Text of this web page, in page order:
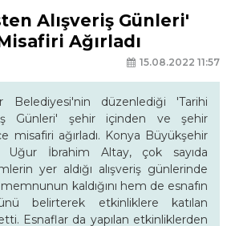
Alışveriş Günleri'
Ağırladı
15.08.2022 11:57
Belediyesi'nin düzenlediği 'Tarihi
Günleri' şehir içinden ve şehir
misafiri ağırladı. Konya Büyükşehir
Uğur İbrahim Altay, çok sayıda
yer aldığı alışveriş günlerinde
kaldığını hem de esnafın
belirterek etkinliklere katılan
Esnaflar da yapılan etkinliklerden